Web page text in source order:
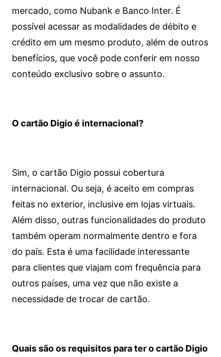
mercado, como Nubank e Banco Inter. É
possível acessar as modalidades de débito e
crédito em um mesmo produto, além de outros
benefícios, que você pode conferir em nosso
conteúdo exclusivo sobre o assunto.
O cartão Digio é internacional?
Sim, o cartão Digio possui cobertura
internacional. Ou seja, é aceito em compras
feitas no exterior, inclusive em lojas virtuais.
Além disso, outras funcionalidades do produto
também operam normalmente dentro e fora
do país. Esta é uma facilidade interessante
para clientes que viajam com frequência para
outros países, uma vez que não existe a
necessidade de trocar de cartão.
Quais são os requisitos para ter o cartão Digio